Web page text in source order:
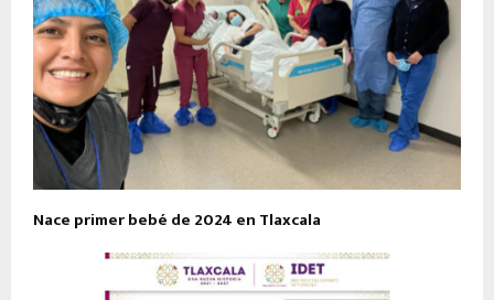
Nace primer bebé de 2024 en Tlaxcala